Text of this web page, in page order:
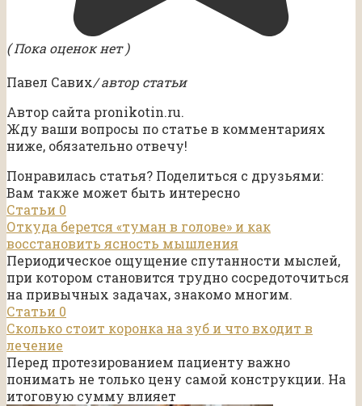
( Пока оценок нет )
Павел Савих/ автор статьи
Автор сайта pronikotin.ru.
Жду ваши вопросы по статье в комментариях
ниже, обязательно отвечу!
Понравилась статья? Поделиться с друзьями:
Вам также может быть интересно
Статьи 0
Откуда берется «туман в голове» и как
восстановить ясность мышления
Периодическое ощущение спутанности мыслей,
при котором становится трудно сосредоточиться
на привычных задачах, знакомо многим.
Статьи 0
Сколько стоит коронка на зуб и что входит в
лечение
Перед протезированием пациенту важно
понимать не только цену самой конструкции. На
итоговую сумму влияет